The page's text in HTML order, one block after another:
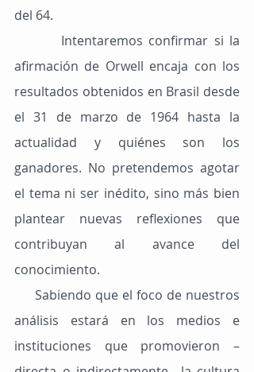
del 64.
afirmación de Orwell encaja con los
resultados obtenidos en Brasil desde
el 31 de marzo de 1964 hasta la
actualidad y quiénes son los
ganadores. No pretendemos agotar
el tema ni ser inédito, sino más bien
plantear nuevas reflexiones que
contribuyan al avance del
conocimiento.
análisis estará en los medios e
instituciones que promovieron –